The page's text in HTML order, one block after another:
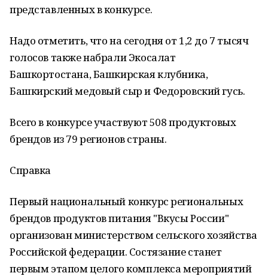
представленных в конкурсе.
Надо отметить, что на сегодня от 1,2 до 7 тысяч
голосов также набрали Экосалат
Башкортостана, Башкирская клубника,
Башкирский медовый сыр и Федоровский гусь.
Всего в конкурсе участвуют 508 продуктовых
брендов из 79 регионов страны.
Справка
Первый национальный конкурс региональных
брендов продуктов питания "Вкусы России"
организован министерством сельского хозяйства
Российской федерации. Состязание станет
первым этапом целого комплекса мероприятий